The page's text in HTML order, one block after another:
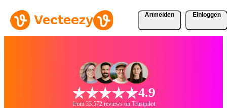
Anmelden Einloggen
4.9
from 33.572 reviews on Trustpilot